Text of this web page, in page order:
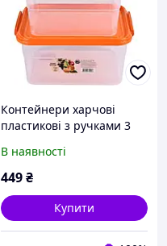
Контейнери харчові
пластикові з ручками 3
/ 2 л / 3,5 л для зберігання
продуктів
В наявності
449₴
Купити